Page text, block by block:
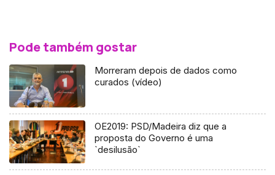
Pode também gostar
Morreram depois de dados como
curados (vídeo)
OE2019: PSD/Madeira diz que a
proposta do Governo é uma
`desilusão`